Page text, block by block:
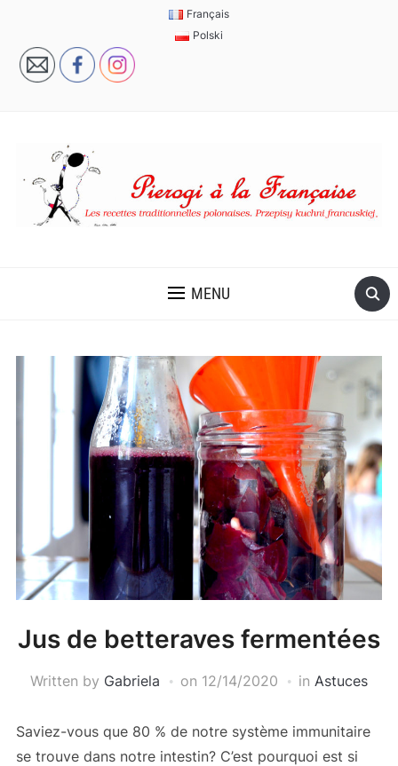
Français
Polski
MENU
Jus de betteraves fermentées
Written by Gabriela on 12/14/2020 in Astuces
Saviez-vous que 80 % de notre système immunitaire
se trouve dans notre intestin? C’est pourquoi est si